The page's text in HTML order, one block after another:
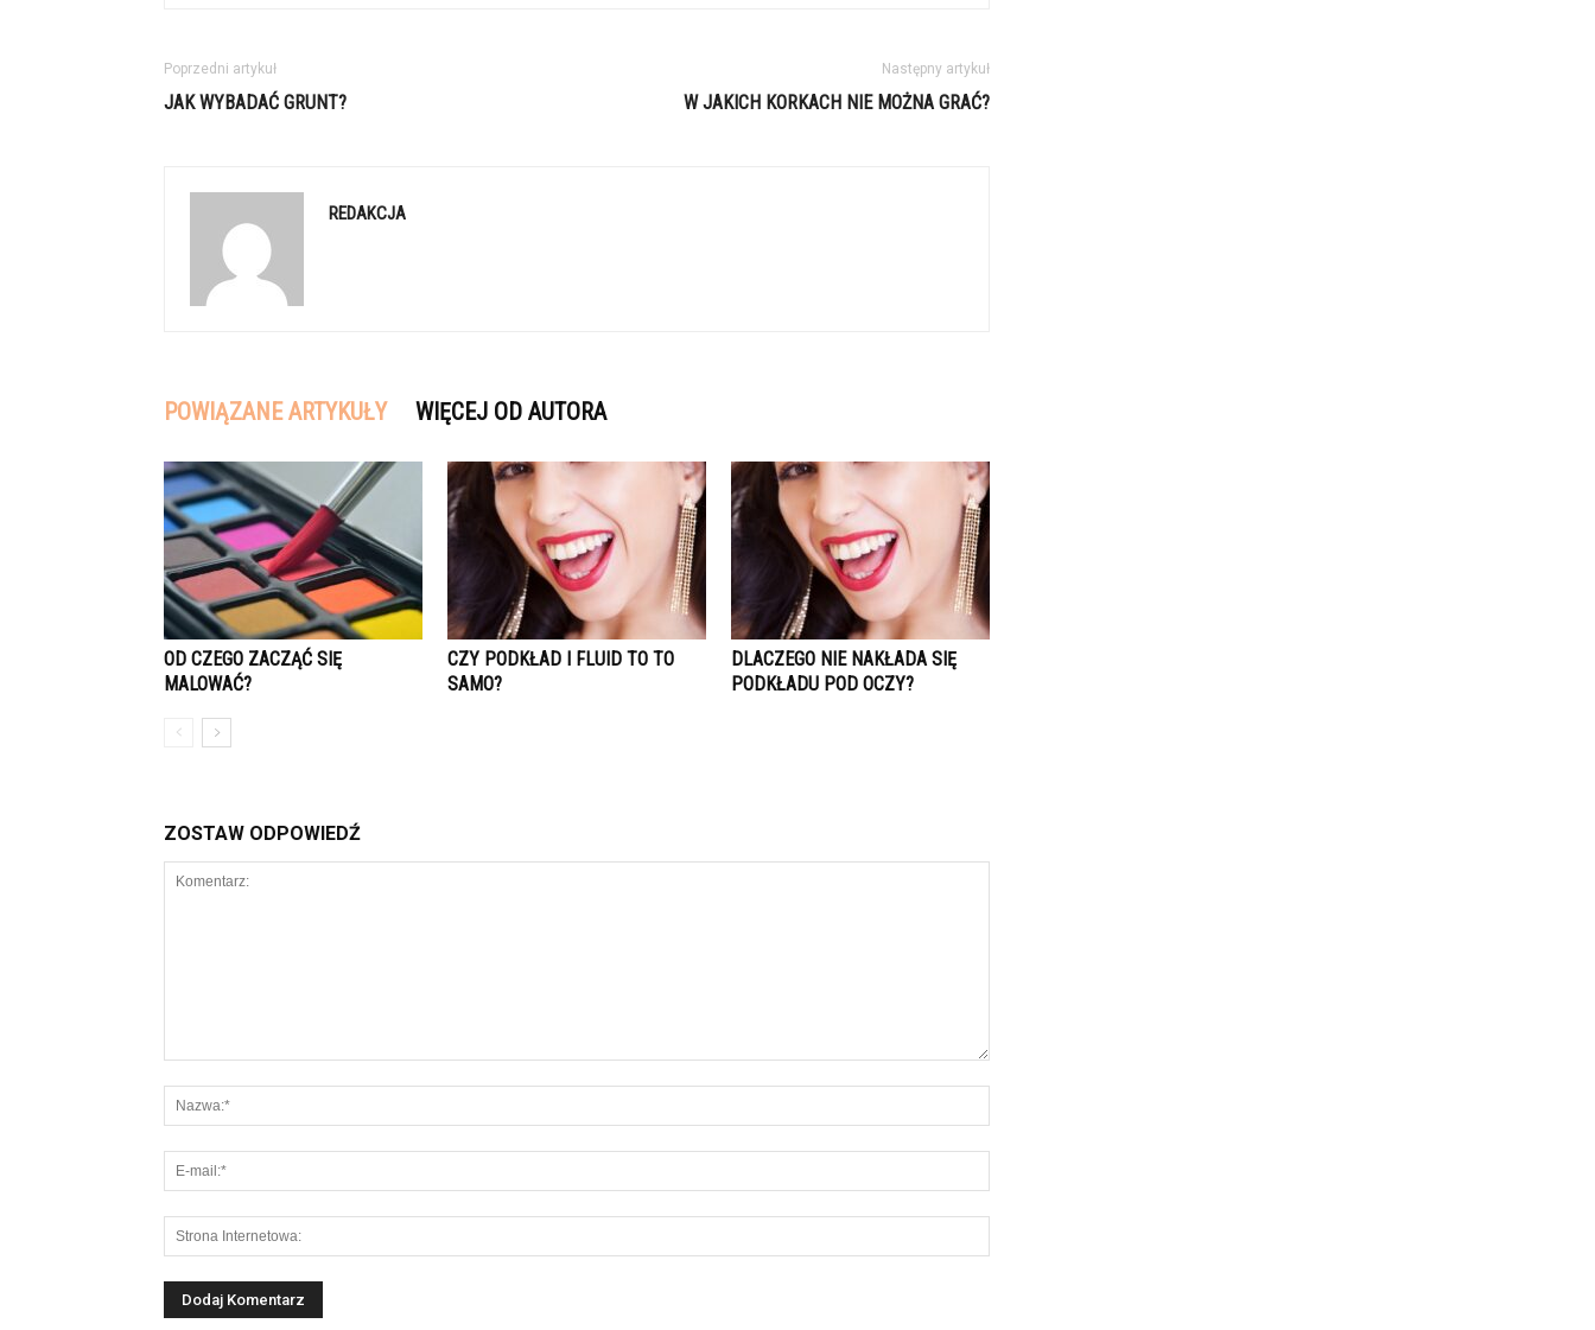
Poprzedni artykuł
JAK WYBADAĆ GRUNT?
Następny artykuł
W JAKICH KORKACH NIE MOŻNA GRAĆ?
REDAKCJA
POWIĄZANE ARTYKUŁY WIĘCEJ OD AUTORA
OD CZEGO ZACZĄĆ SIĘ
MALOWAĆ?
CZY PODKŁAD I FLUID TO TO
SAMO?
DLACZEGO NIE NAKŁADA SIĘ
PODKŁADU POD OCZY?
ZOSTAW ODPOWIEDŹ